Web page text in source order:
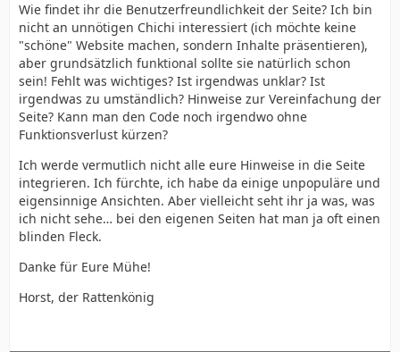
Wie findet ihr die Benutzerfreundlichkeit der Seite? Ich bin
nicht an unnötigen Chichi interessiert (ich möchte keine
"schöne" Website machen, sondern Inhalte präsentieren),
aber grundsätzlich funktional sollte sie natürlich schon
sein! Fehlt was wichtiges? Ist irgendwas unklar? Ist
irgendwas zu umständlich? Hinweise zur Vereinfachung der
Seite? Kann man den Code noch irgendwo ohne
Funktionsverlust kürzen?
Ich werde vermutlich nicht alle eure Hinweise in die Seite
integrieren. Ich fürchte, ich habe da einige unpopuläre und
eigensinnige Ansichten. Aber vielleicht seht ihr ja was, was
ich nicht sehe… bei den eigenen Seiten hat man ja oft einen
blinden Fleck.
Danke für Eure Mühe!
Horst, der Rattenkönig